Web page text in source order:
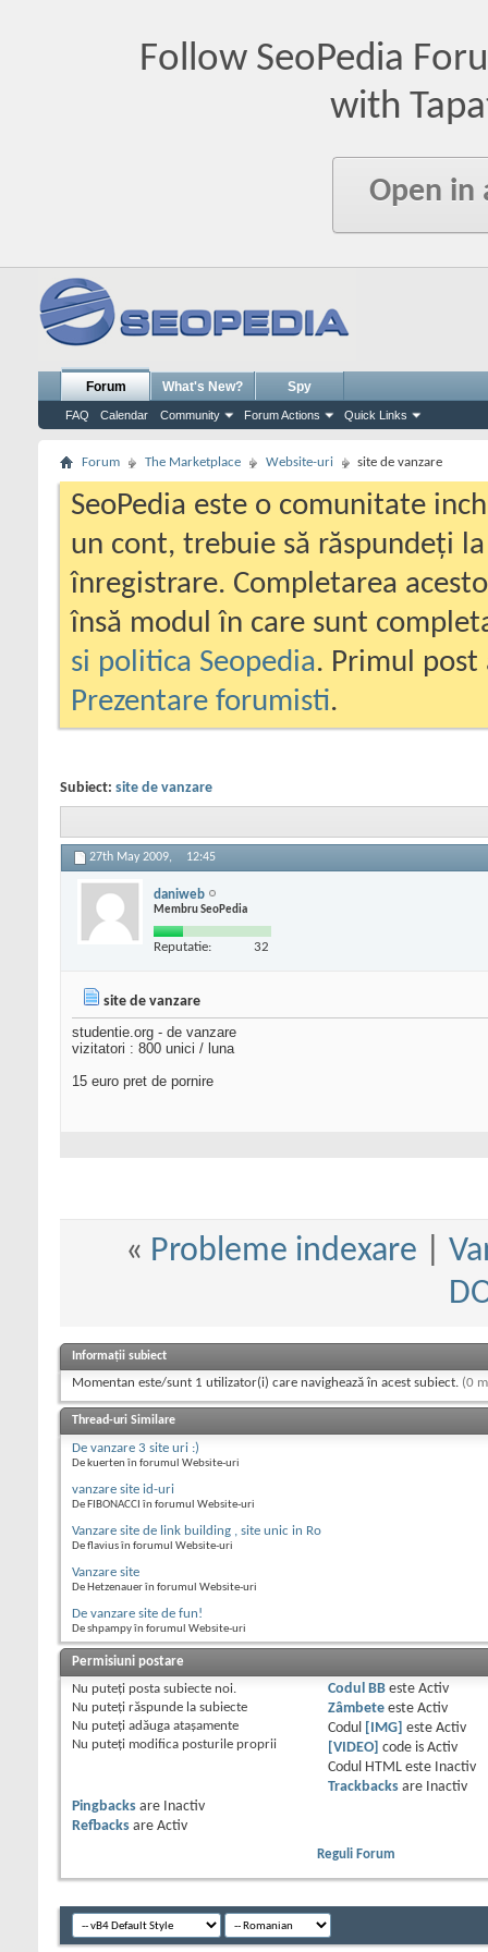
Follow SeoPedia
with
Open in
Forum
FAQ Calendar Community Forum Actions Quick Links
What's New? Spy
Forum The Marketplace Website-uri site de vanzare
SeoPedia este o comunitate
un cont, trebuie să răspundeți
înregistrare. Completarea
însă modul în care sunt
si politica Seopedia. Primul
Prezentare forumisti.
Subiect: site de vanzare
27th May 2009, 12:45
daniweb
Membru SeoPedia
Reputatie: 32
site de vanzare
studentie.org - de vanzare
vizitatori : 800 unici / luna
15 euro pret de pornire
« Probleme indexare
Informații subiect
Momentan este/sunt 1 utilizator(i) care navighează în acest subiect. (0
Thread-uri Similare
De vanzare 3 site uri :)
De kuerten în forumul Website-uri
vanzare site id-uri
De FIBONACCI în forumul Website-uri
Vanzare site de link building , site unic in Ro
De flavius în forumul Website-uri
Vanzare site
De Hetzenauer în forumul Website-uri
De vanzare site de fun!
De shpampy în forumul Website-uri
Permisiuni postare
Nu puteţi posta subiecte noi.
Nu puteţi răspunde la subiecte
Nu puteţi adăuga ataşamente
Nu puteţi modifica posturile proprii
Codul BBeste Activ
Zâmbeteeste Activ
Codul
[IMG] este Activ
[VIDEO]
code is Activ
Codul HTML este
Inactiv
Trackbacksare
Inactiv
Pingbacks are
Inactiv
Refbacks are Activ
Reguli Forum